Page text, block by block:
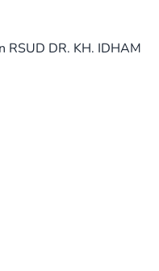
RSUD DR. KH. IDHAM